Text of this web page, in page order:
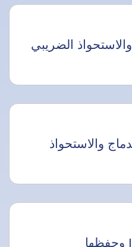
الضريبي
والاستحواذ